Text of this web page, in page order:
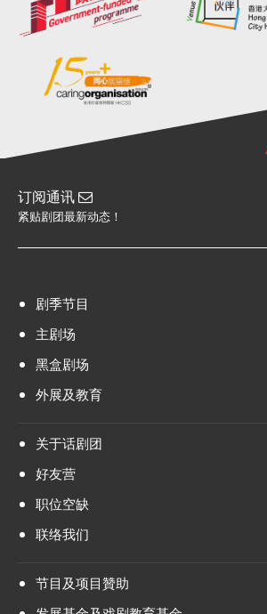
订阅通讯
紧贴剧团最新动态！
剧季节目
主剧场
黑盒剧场
外展及教育
关于话剧团
好友营
职位空缺
联络我们
节目及项目贊助